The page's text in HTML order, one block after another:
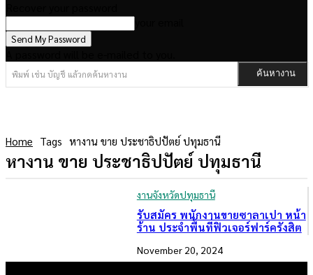
พิมพ์ เช่น บัญชี แล้วกดค้นหางาน ค้นหางาน
Home Tags หางาน ขาย ประชาธิปปัตย์ ปทุมธานี
หางาน ขาย ประชาธิปปัตย์ ปทุมธานี
งานจังหวัดปทุมธานี
รับสมัคร พนักงานขายซาลาเปา หน้า
ร้าน ประจำพื้นที่ฟิวเจอร์ฟาร์ครังสิต
November 20, 2024